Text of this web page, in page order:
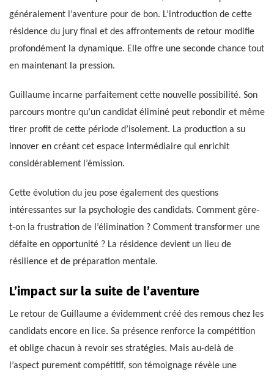
généralement l’aventure pour de bon. L’introduction de cette
résidence du jury final et des affrontements de retour modifie
profondément la dynamique. Elle offre une seconde chance tout
en maintenant la pression.
Guillaume incarne parfaitement cette nouvelle possibilité. Son
parcours montre qu’un candidat éliminé peut rebondir et même
tirer profit de cette période d’isolement. La production a su
innover en créant cet espace intermédiaire qui enrichit
considérablement l’émission.
Cette évolution du jeu pose également des questions
intéressantes sur la psychologie des candidats. Comment gère-
t-on la frustration de l’élimination ? Comment transformer une
défaite en opportunité ? La résidence devient un lieu de
résilience et de préparation mentale.
L’impact sur la suite de l’aventure
Le retour de Guillaume a évidemment créé des remous chez les
candidats encore en lice. Sa présence renforce la compétition
et oblige chacun à revoir ses stratégies. Mais au-delà de
l’aspect purement compétitif, son témoignage révèle une